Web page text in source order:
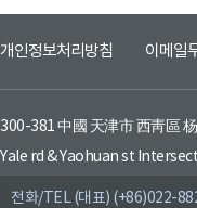
개인정보처리방침 이메일
300-381 中國 天津市 西靑區
Yale rd & Yaohuan st
전화/TEL (대표) (+86)022-